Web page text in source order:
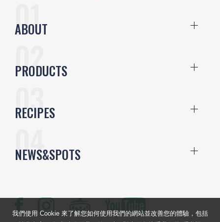
ABOUT
PRODUCTS
RECIPES
NEWS&SPOTS
我們使用 Cookie 來了解您如何使用我們的網站並改善您的體驗，包括